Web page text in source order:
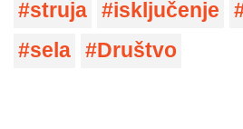
struja isključenje
sela
Društvo